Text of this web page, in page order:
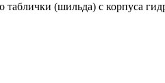
(шильда) с корпуса